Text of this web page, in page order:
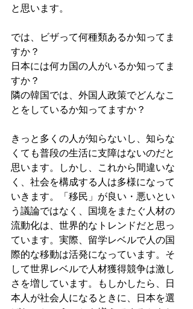
と思います。
では、ビザって何種類あるか知ってま
すか？
日本には何カ国の人がいるか知ってま
すか？
隣の韓国では、外国人政策でどんなこ
とをしているか知ってますか？
きっと多くの人が知らないし、知らな
くても普段の生活に支障はないのだと
思います。しかし、これから間違いな
く、社会を構成する人は多様になって
いきます。「移民」が良い・悪いとい
う議論ではなく、国境をまたぐ人材の
流動化は、世界的なトレンドだと思っ
ています。実際、留学レベルで人の国
際的な移動は活発になっています。そ
して世界レベルで人材獲得競争は激し
さを増しています。もしかしたら、日
本人が社会人になるときに、日本を選